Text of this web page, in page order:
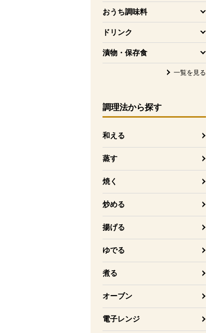
おうち調味料
を開く
ドリンク
を開く
漬物・保存食
を開く
一覧を見る
調理法から探す
和える
蒸す
焼く
炒める
揚げる
ゆでる
煮る
オーブン
電子レンジ